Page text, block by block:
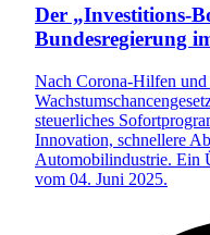
Der „Investitions-
Bundesregierung
Nach Corona-Hilfen und
steuerliches
Innovation, schnellere
Automobilindustrie. Ein
vom 04. Juni 2025.